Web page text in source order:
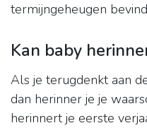
termijngeheugen
Kan baby
Als je terugdenkt aan
dan herinner je je
herinnert je eerste